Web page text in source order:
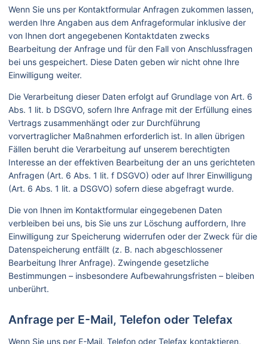
Wenn Sie uns per Kontaktformular Anfragen zukommen lassen,
werden Ihre Angaben aus dem Anfrageformular inklusive der
von Ihnen dort angegebenen Kontaktdaten zwecks
Bearbeitung der Anfrage und für den Fall von Anschlussfragen
bei uns gespeichert. Diese Daten geben wir nicht ohne Ihre
Einwilligung weiter.
Die Verarbeitung dieser Daten erfolgt auf Grundlage von Art. 6
Abs. 1 lit. b DSGVO, sofern Ihre Anfrage mit der Erfüllung eines
Vertrags zusammenhängt oder zur Durchführung
vorvertraglicher Maßnahmen erforderlich ist. In allen übrigen
Fällen beruht die Verarbeitung auf unserem berechtigten
Interesse an der effektiven Bearbeitung der an uns gerichteten
Anfragen (Art. 6 Abs. 1 lit. f DSGVO) oder auf Ihrer Einwilligung
(Art. 6 Abs. 1 lit. a DSGVO) sofern diese abgefragt wurde.
Die von Ihnen im Kontaktformular eingegebenen Daten
verbleiben bei uns, bis Sie uns zur Löschung auffordern, Ihre
Einwilligung zur Speicherung widerrufen oder der Zweck für die
Datenspeicherung entfällt (z. B. nach abgeschlossener
Bearbeitung Ihrer Anfrage). Zwingende gesetzliche
Bestimmungen – insbesondere Aufbewahrungsfristen – bleiben
unberührt.
Anfrage per E-Mail, Telefon oder Telefax
Wenn Sie uns per E-Mail, Telefon oder Telefax kontaktieren,